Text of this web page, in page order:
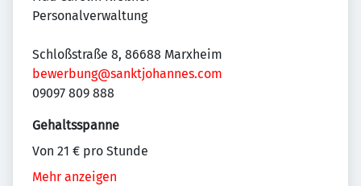
Personalverwaltung
Schloßstraße 8, 86688 Marxheim
bewerbung@sanktjohannes.com
09097 809 888
Gehaltsspanne
Von 21 € pro Stunde
Mehr anzeigen